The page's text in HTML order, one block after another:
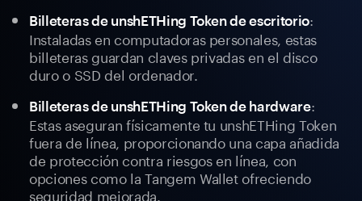
Billeteras de unshETHing Token de escritorio:
Instaladas en computadoras personales, estas
billeteras guardan claves privadas en el disco
duro o SSD del ordenador.
Billeteras de unshETHing Token de hardware:
Estas aseguran físicamente tu unshETHing Token
fuera de línea, proporcionando una capa añadida
de protección contra riesgos en línea, con
opciones como la Tangem Wallet ofreciendo
seguridad mejorada.